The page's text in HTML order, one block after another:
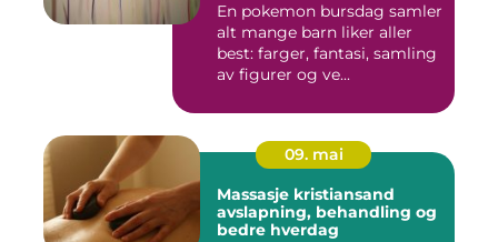
En pokemon bursdag samler
alt mange barn liker aller
best: farger, fantasi, samling
av figurer og ve...
09. mai
Massasje kristiansand
avslapning, behandling og
bedre hverdag